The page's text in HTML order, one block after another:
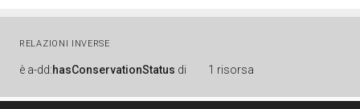
RELAZIONI INVERSE
è a-dd:hasConservationStatus di 1 risorsa